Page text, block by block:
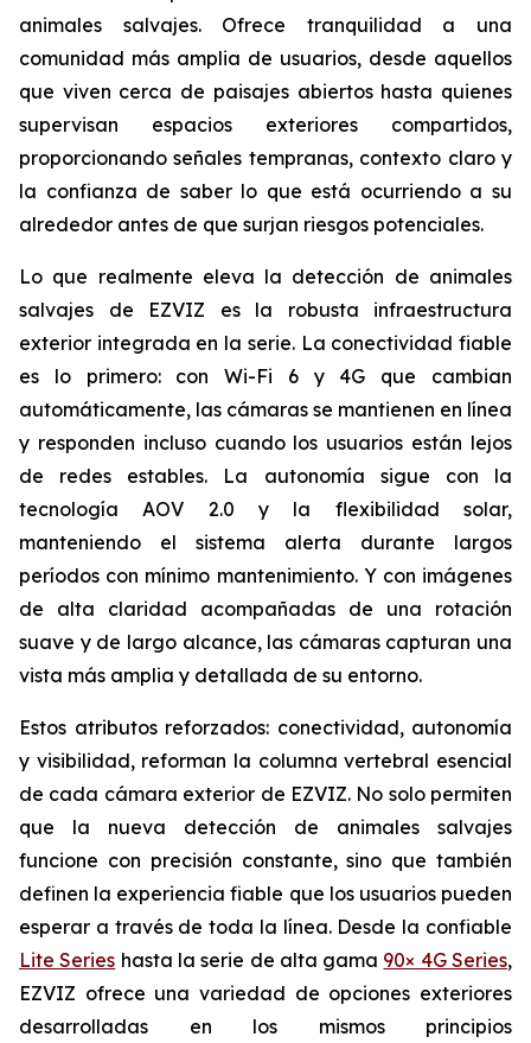
animales salvajes. Ofrece tranquilidad a una
comunidad más amplia de usuarios, desde aquellos
que viven cerca de paisajes abiertos hasta quienes
supervisan espacios exteriores compartidos,
proporcionando señales tempranas, contexto claro y
la confianza de saber lo que está ocurriendo a su
alrededor antes de que surjan riesgos potenciales.
Lo que realmente eleva la detección de animales
salvajes de EZVIZ es la robusta infraestructura
exterior integrada en la serie. La conectividad fiable
es lo primero: con Wi-Fi 6 y 4G que cambian
automáticamente, las cámaras se mantienen en línea
y responden incluso cuando los usuarios están lejos
de redes estables. La autonomía sigue con la
tecnología AOV 2.0 y la flexibilidad solar,
manteniendo el sistema alerta durante largos
períodos con mínimo mantenimiento. Y con imágenes
de alta claridad acompañadas de una rotación
suave y de largo alcance, las cámaras capturan una
vista más amplia y detallada de su entorno.
Estos atributos reforzados: conectividad, autonomía
y visibilidad, reforman la columna vertebral esencial
de cada cámara exterior de EZVIZ. No solo permiten
que la nueva detección de animales salvajes
funcione con precisión constante, sino que también
definen la experiencia fiable que los usuarios pueden
esperar a través de toda la línea. Desde la confiable
Lite Series hasta la serie de alta gama 90× 4G Series,
EZVIZ ofrece una variedad de opciones exteriores
desarrolladas en los mismos principios